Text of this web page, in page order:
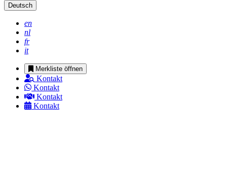
Deutsch
en
nl
fr
it
Merkliste öffnen
Kontakt
Kontakt
Kontakt
Kontakt